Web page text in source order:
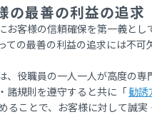
の最善の利益の追求
お客様の信頼確保を第一義とし
ての最善の利益の追求には不可
、役職員の一人一人が高度の専
諸規則を遵守すると共に「勧誘
ることで、お客様に対して誠